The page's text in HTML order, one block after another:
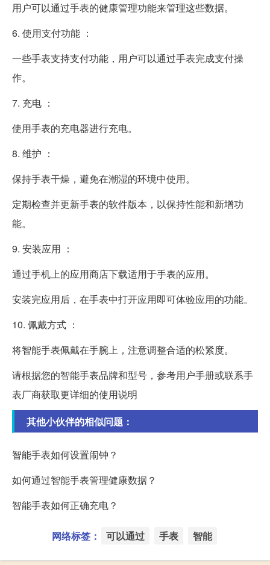
用户可以通过手表的健康管理功能来管理这些数据。
6. 使用支付功能 ：
一些手表支持支付功能，用户可以通过手表完成支付操
作。
7. 充电 ：
使用手表的充电器进行充电。
8. 维护 ：
保持手表干燥，避免在潮湿的环境中使用。
定期检查并更新手表的软件版本，以保持性能和新增功
能。
9. 安装应用 ：
通过手机上的应用商店下载适用于手表的应用。
安装完应用后，在手表中打开应用即可体验应用的功能。
10. 佩戴方式 ：
将智能手表佩戴在手腕上，注意调整合适的松紧度。
请根据您的智能手表品牌和型号，参考用户手册或联系手
表厂商获取更详细的使用说明
其他小伙伴的相似问题：
智能手表如何设置闹钟？
如何通过智能手表管理健康数据？
智能手表如何正确充电？
网络标签： 可以通过 手表 智能